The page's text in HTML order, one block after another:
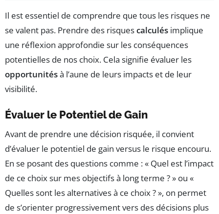
Il est essentiel de comprendre que tous les risques ne
se valent pas. Prendre des risquescalculés implique
une réflexion approfondie sur les conséquences
potentielles de nos choix. Cela signifie évaluer les
opportunitésà l’aune de leurs impacts et de leur
visibilité.
Évaluer le Potentiel de Gain
Avant de prendre une décision risquée, il convient
d’évaluer le potentiel de gain versus le risque encouru.
En se posant des questions comme : « Quel est l’impact
de ce choix sur mes objectifs à long terme ? » ou «
Quelles sont les alternatives à ce choix ? », on permet
de s’orienter progressivement vers des décisions plus